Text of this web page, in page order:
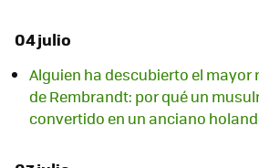
04 julio
Alguien ha descubierto el mayor
de Rembrandt: por qué un
convertido en un anciano